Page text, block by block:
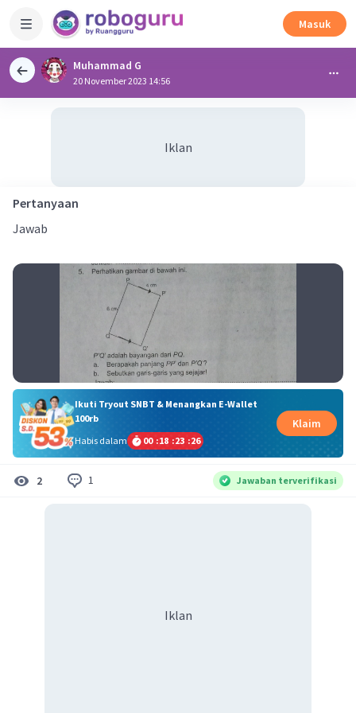
Masuk
Muhammad G
20 November 2023 14:56
Iklan
Pertanyaan
Jawab
Ikuti Tryout SNBT & Menangkan E-Wallet
100rb
Habis dalam
00 :18 :23 :26
Klaim
2 1 Jawaban terverifikasi
Iklan